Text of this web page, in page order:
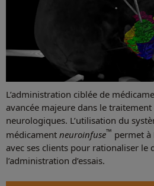
L’administration ciblée de
avancée majeure dans le
neurologiques. L’utilisation du
médicament neuroinfuse™ permet à
avec ses clients pour rationaliser le
l’administration d’essais.